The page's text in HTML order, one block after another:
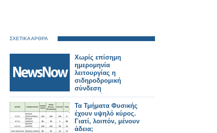
ΣΧΕΤΙΚΑ ΑΡΘΡΑ
Χωρίς επίσημη
ημερομηνία
λειτουργίας η
σιδηροδρομική
σύνδεση
Βουδαπέστης–
Βελιγραδίου.
Τα Τμήματα Φυσικής
έχουν υψηλό κύρος.
Γιατί, λοιπόν, μένουν
άδεια;